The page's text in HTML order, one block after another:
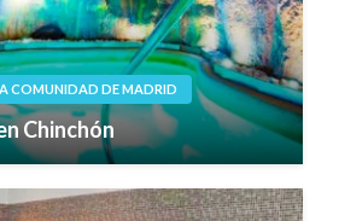
COMUNIDAD DE MADRID
Chinchón